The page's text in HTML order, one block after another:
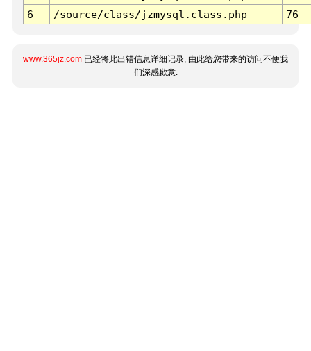
6
/source/class/jzmysql.class.php 76
www.365jz.com 已经将此出错信息详细记录, 由此给您带来的访问不便我
们深感歉意.